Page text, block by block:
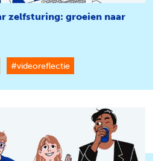
zelfsturing: groeien naar
#videoreflectie